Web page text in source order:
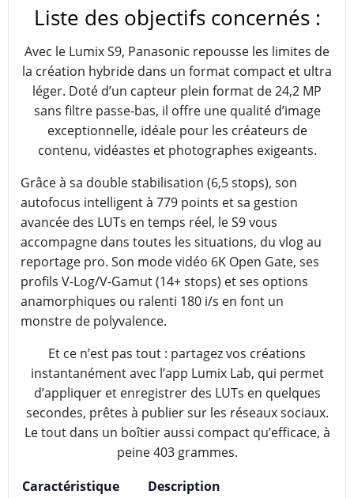
Liste des objectifs concernés :
Avec le Lumix S9, Panasonic repousse les limites de
la création hybride dans un format compact et ultra
léger. Doté d’un capteur plein format de 24,2 MP
sans filtre passe-bas, il offre une qualité d’image
exceptionnelle, idéale pour les créateurs de
contenu, vidéastes et photographes exigeants.
Grâce à sa double stabilisation (6,5 stops), son
autofocus intelligent à 779 points et sa gestion
avancée des LUTs en temps réel, le S9 vous
accompagne dans toutes les situations, du vlog au
reportage pro. Son mode vidéo 6K Open Gate, ses
profils V-Log/V-Gamut (14+ stops) et ses options
anamorphiques ou ralenti 180 i/s en font un
monstre de polyvalence.
Et ce n’est pas tout : partagez vos créations
instantanément avec l’app Lumix Lab, qui permet
d’appliquer et enregistrer des LUTs en quelques
secondes, prêtes à publier sur les réseaux sociaux.
Le tout dans un boîtier aussi compact qu’efficace, à
peine 403 grammes.
Caractéristique
Description